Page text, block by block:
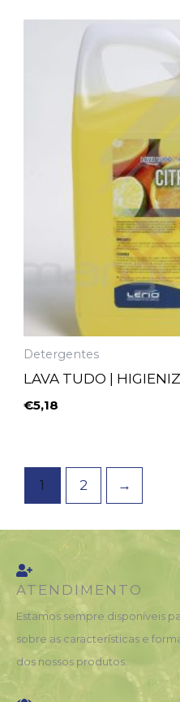
Detergentes
LAVA TUDO |
€5,18
1 2 →
ATENDIMENTO
Estamos sempre disponíveis
sobre as características e
dos nossos produtos.